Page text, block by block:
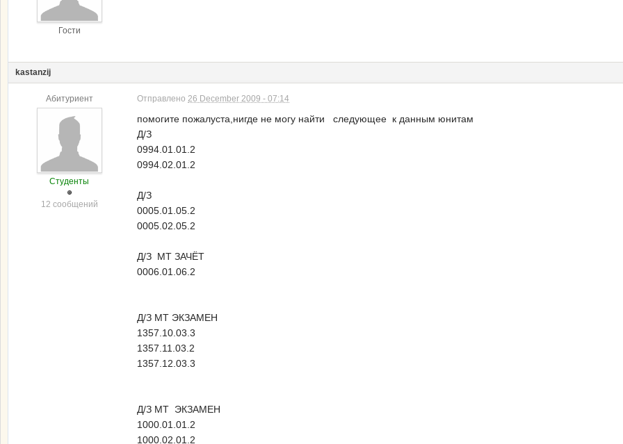
Гости
kastanzij
Абитуриент
Студенты
12 сообщений
Отправлено 26 December 2009 - 07:14
помогите пожалуста,нигде не могу найти следующее к данным юнитам
Д/З
0994.01.01.2
0994.02.01.2
Д/З
0005.01.05.2
0005.02.05.2
Д/З МТ ЗАЧЁТ
0006.01.06.2
Д/З МТ ЭКЗАМЕН
1357.10.03.3
1357.11.03.2
1357.12.03.3
Д/З МТ ЭКЗАМЕН
1000.01.01.2
1000.02.01.2